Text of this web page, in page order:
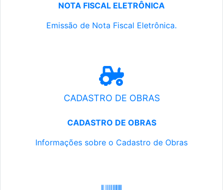
NOTA FISCAL ELETRÔNICA
Emissão de Nota Fiscal Eletrônica.
CADASTRO DE OBRAS
CADASTRO DE OBRAS
Informações sobre o Cadastro de Obras